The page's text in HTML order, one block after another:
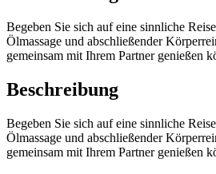
Begeben Sie sich auf eine sinnliche
Ölmassage und abschließender
gemeinsam mit Ihrem Partner genießen
Beschreibung
Begeben Sie sich auf eine sinnliche
Ölmassage und abschließender
gemeinsam mit Ihrem Partner genießen